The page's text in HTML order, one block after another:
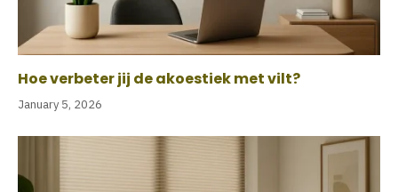
Hoe verbeter jij de akoestiek met vilt?
January 5, 2026